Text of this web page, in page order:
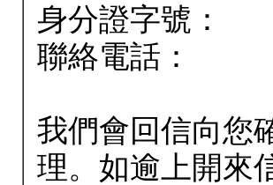
身分證字號：
聯絡電話：
我們會回信向您
理。如逾上開來